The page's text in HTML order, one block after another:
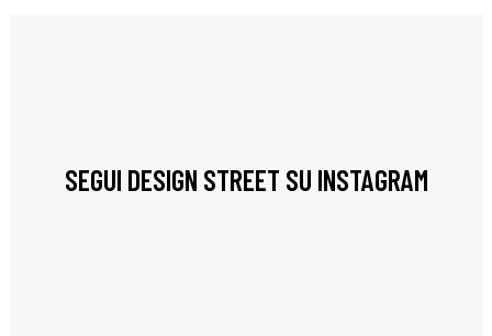
SEGUI DESIGN STREET SU INSTAGRAM